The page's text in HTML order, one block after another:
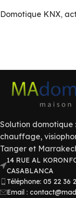
Domotique KNX,
Solution domotique
chauffage,
Tanger et
14 RUE AL
CASABLANCA
Téléphone: 05 22 36
Email :